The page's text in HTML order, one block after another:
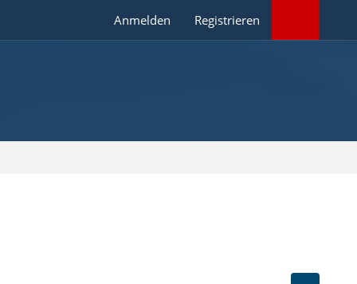
Anmelden Registrieren